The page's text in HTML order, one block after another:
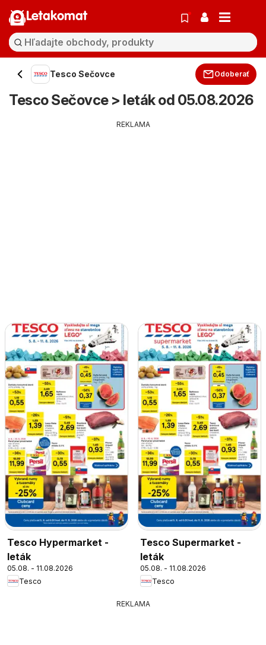
Letakomat
Tesco Sečovce Odoberať
Tesco Sečovce > leták od 05.08.2026
REKLAMA
Tesco Hypermarket -
leták
05.08. - 11.08.2026
Tesco
Tesco Supermarket -
leták
05.08. - 11.08.2026
Tesco
REKLAMA